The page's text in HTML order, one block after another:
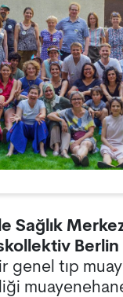
Sağlık
Berlin
genel tıp